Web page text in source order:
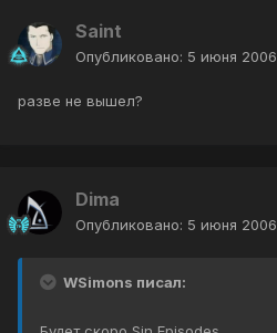
Saint
Опубликовано: 5 июня 2006
разве не вышел?
Dima
Опубликовано: 5 июня 2006
WSimons писал: